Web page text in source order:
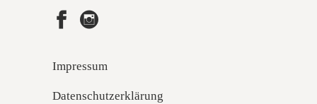
Impressum
Datenschutzerklärung